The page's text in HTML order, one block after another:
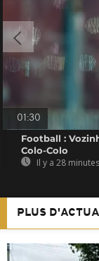
01:30
Football :
Colo-Colo
Il y a 28 minutes
PLUS